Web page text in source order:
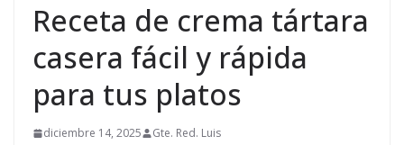
Receta de crema tártara
casera fácil y rápida
para tus platos
diciembre 14, 2025 Gte. Red. Luis